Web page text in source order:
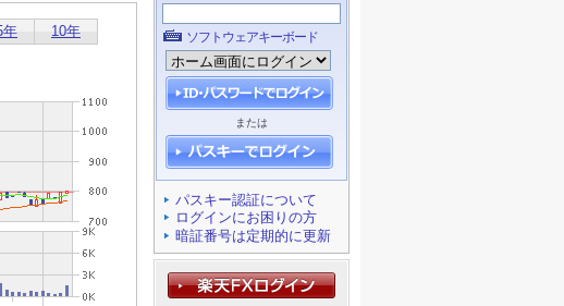
ソフトウェアキーボード
または
パスキー認証について
ログインにお困りの方
暗証番号は定期的に更新